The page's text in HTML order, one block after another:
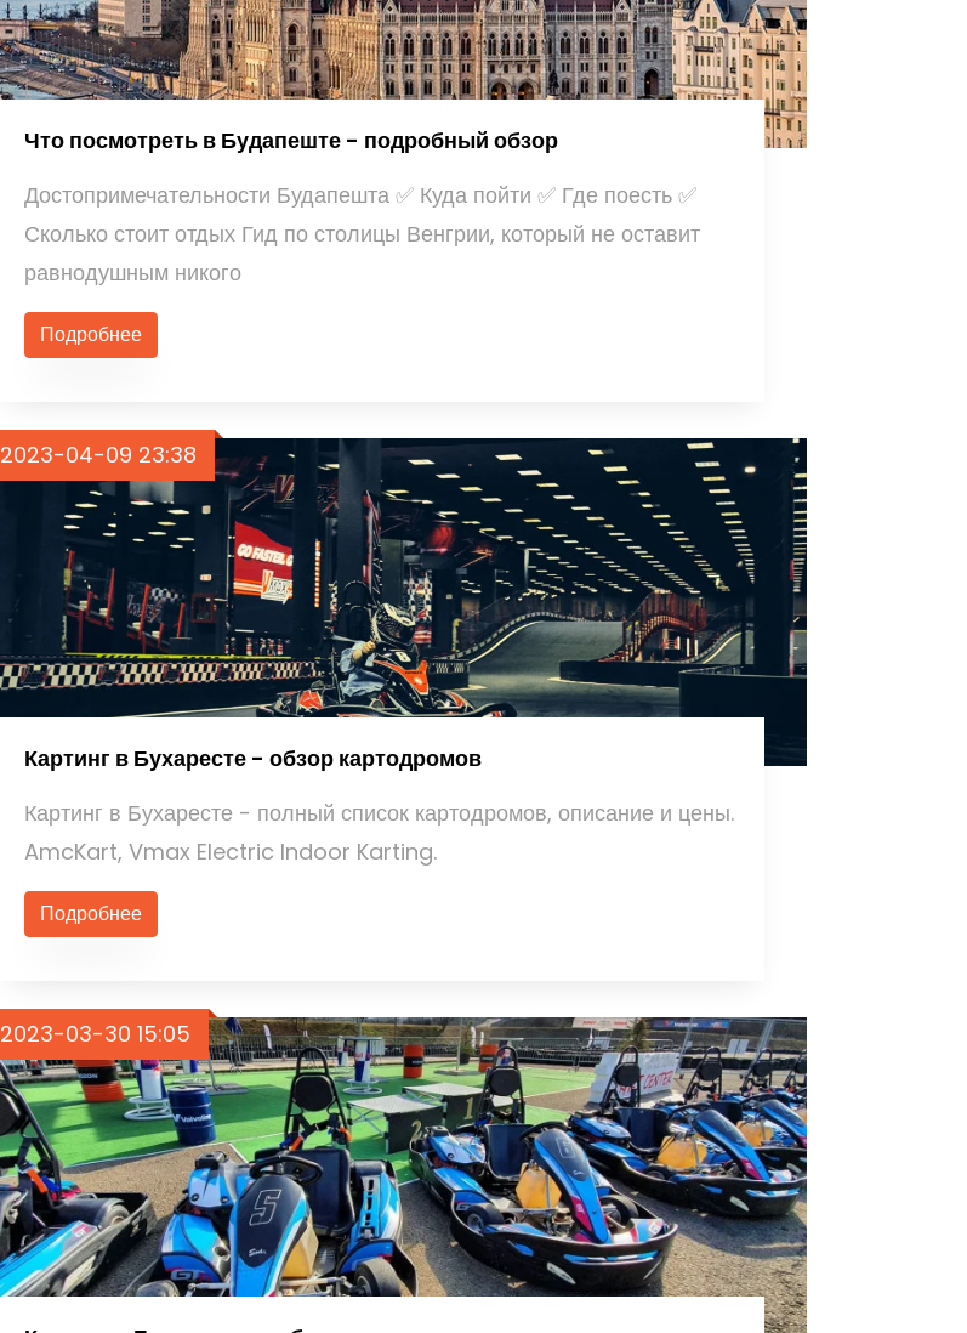
Что посмотреть в Будапеште - подробный обзор
Достопримечательности Будапешта ✅ Куда пойти ✅ Где поесть ✅
Сколько стоит отдых Гид по столицы Венгрии, который не оставит
равнодушным никого
Подробнее
2023-04-09 23:38
Картинг в Бухаресте - обзор картодромов
Картинг в Бухаресте - полный список картодромов, описание и цены.
AmcKart, Vmax Electric Indoor Karting.
Подробнее
2023-03-30 15:05